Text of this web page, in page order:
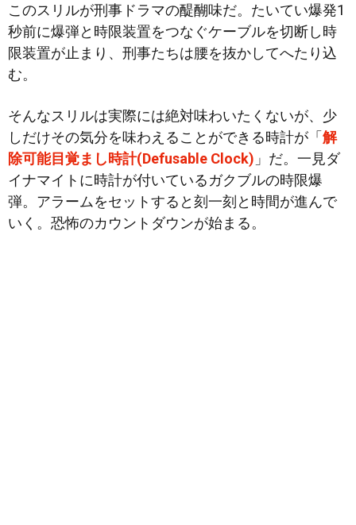
このスリルが刑事ドラマの醍醐味だ。たいてい爆発1
秒前に爆弾と時限装置をつなぐケーブルを切断し時
限装置が止まり、刑事たちは腰を抜かしてへたり込
む。
そんなスリルは実際には絶対味わいたくないが、少
しだけその気分を味わえることができる時計が「解
除可能目覚まし時計(Defusable Clock) 」だ。一見ダ
イナマイトに時計が付いているガクブルの時限爆
弾。アラームをセットすると刻一刻と時間が進んで
いく。恐怖のカウントダウンが始まる。